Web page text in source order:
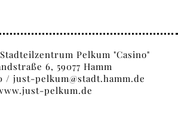
Pelkum "Casino"
6, 59077 Hamm
/ just-pelkum@stadt.hamm.de
pelkum.de